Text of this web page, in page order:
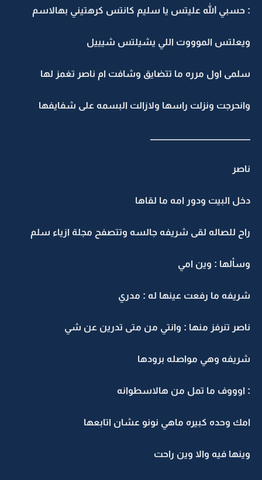
: حسبي الله عليتس يا سليم كانتس كرهتيني بهالاسم
ويعلتس الموووت اللي يشيلتس شيييل
سلمى اول مرره ما تتضايق وشافت ام ناصر تغمز لها
وانحرجت ونزلت راسها ولازالت البسمه على شفايفها
ـــــــــــــــــــــــــــــــــــــــــــــــــــــــــ
ناصر
دخل البيت ودور امه ما لقاها
راح للصاله لقى شريفه جالسه وتتصفح مجلة ازياء سلم
وسألها : وين امي
شريفه ما رفعت عينها له : مدري
ناصر تنرفز منها : وانتي من متى تدرين عن شي
شريفه وهي مواصله برودها
: اوووف ما تمل من هالاسطوانه
امك وحده كبيره ماهي نونو عشان اتابعها
وينها فيه والا وين راحت